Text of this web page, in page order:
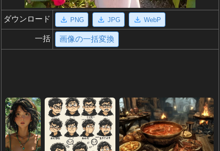
ダウンロード PNG JPG WebP
一括 画像の一括変換